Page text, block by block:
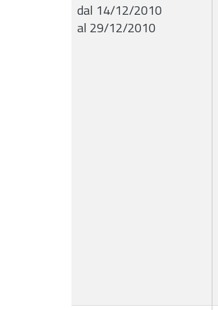
dal 14/12/2010
al 29/12/2010